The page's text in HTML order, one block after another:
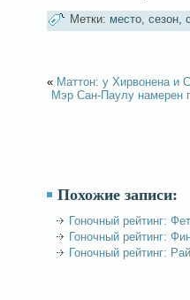
Метки: место, сезон,
« Маттон: у Хирвонена и
Мэр Сан-Паулу намерен
Похожие записи:
Гоночный рейтинг:
Гоночный рейтинг:
Гоночный рейтинг: